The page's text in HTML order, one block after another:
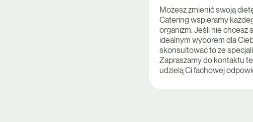
Możesz zmienić swoją
Catering wspieramy
organizm. Jeśli nie chcesz
idealnym wyborem dla
skonsultować to ze
Zapraszamy do kontaktu
udzielą Ci fachowej